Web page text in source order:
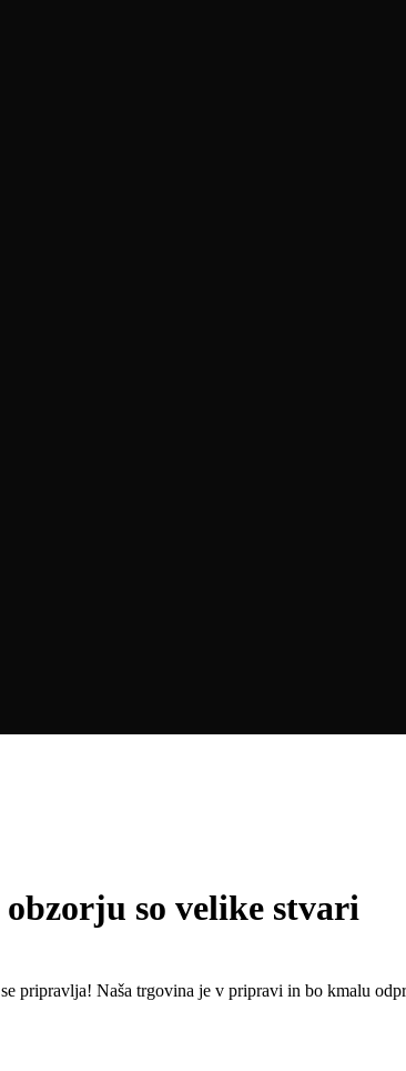
obzorju so velike stvari
pripravlja! Naša trgovina je v pripravi in ​​bo kmalu